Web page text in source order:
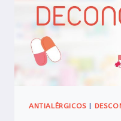
ANTIALÉRGICOS